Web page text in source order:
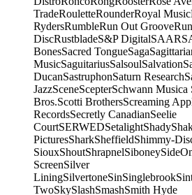
TradeRouletteRounderRoyal Music
RydersRumbleRun Out Groove
DiscRustbladeS&P DigitalSAAR
BonesSacred TongueSaga
MusicSaguitariusSalsoulSalvation
DucanSastruphonSaturn Research
JazzSceneScepterSchwann Musica
Bros.Scotti BrothersScreaming
RecordsSecretly CanadianSeelie
CourtSERWEDSetalightShady
PicturesSharkSheffieldShimmy-
SiouxShoutShrapnelSiboney
ScreenSilver
LiningSilvertoneSinSinglebrook
TwoSkySlashSmashSmith Hyde